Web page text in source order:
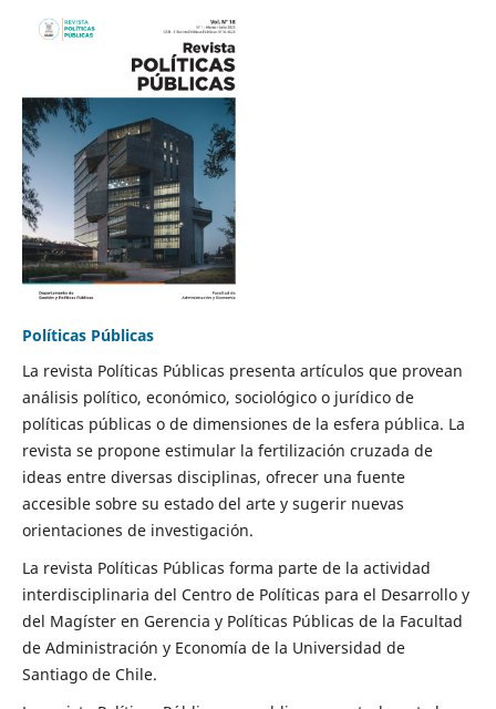
Políticas Públicas
La revista Políticas Públicas presenta artículos que provean
análisis político, económico, sociológico o jurídico de
políticas públicas o de dimensiones de la esfera pública. La
revista se propone estimular la fertilización cruzada de
ideas entre diversas disciplinas, ofrecer una fuente
accesible sobre su estado del arte y sugerir nuevas
orientaciones de investigación.
La revista Políticas Públicas forma parte de la actividad
interdisciplinaria del Centro de Políticas para el Desarrollo y
del Magíster en Gerencia y Políticas Públicas de la Facultad
de Administración y Economía de la Universidad de
Santiago de Chile.